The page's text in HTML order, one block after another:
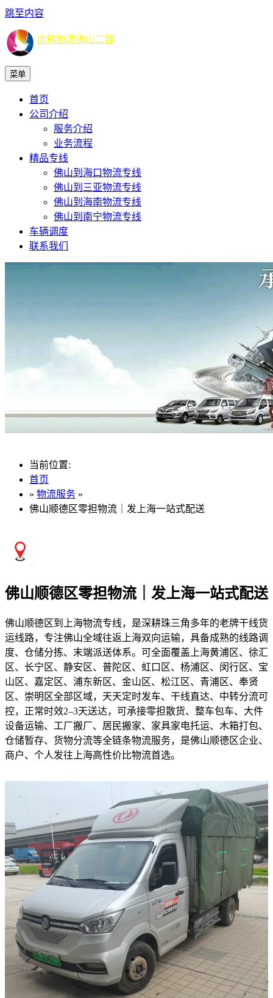
跳至内容
途鸽物流佛山二部
菜单
首页
公司介绍
服务介绍
业务流程
精品专线
佛山到海口物流专线
佛山到三亚物流专线
佛山到海南物流专线
佛山到南宁物流专线
车辆调度
联系我们
当前位置:
首页
» 物流服务 »
佛山顺德区零担物流｜发上海一站式配送
佛山顺德区零担物流｜发上海一站式配送
佛山顺德区到上海物流专线，是深耕珠三角多年的老牌干线货
运线路，专注佛山全域往返上海双向运输，具备成熟的线路调
度、仓储分拣、末端派送体系。可全面覆盖上海黄浦区、徐汇
区、长宁区、静安区、普陀区、虹口区、杨浦区、闵行区、宝
山区、嘉定区、浦东新区、金山区、松江区、青浦区、奉贤
区、崇明区全部区域，天天定时发车、干线直达、中转分流可
控，正常时效2–3天送达，可承接零担散货、整车包车、大件
设备运输、工厂搬厂、居民搬家、家具家电托运、木箱打包、
仓储暂存、货物分流等全链条物流服务，是佛山顺德区企业、
商户、个人发往上海高性价比物流首选。